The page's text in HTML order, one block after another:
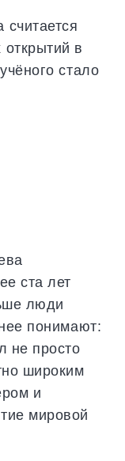
в
стало
ста лет
люди
понимают:
не просто
широким
и
мировой